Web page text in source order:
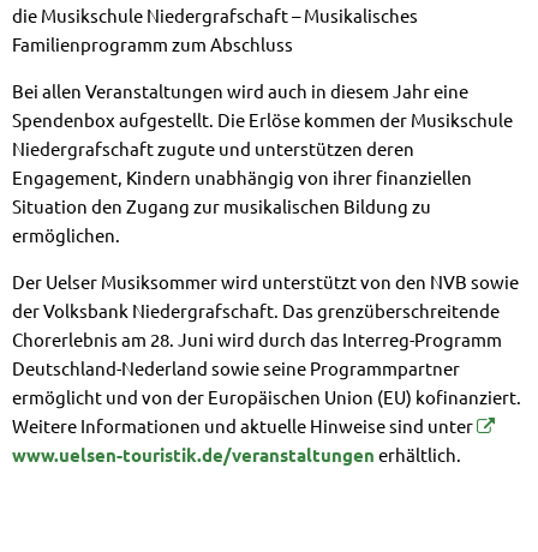
die Musikschule Niedergrafschaft – Musikalisches
Familienprogramm zum Abschluss
Bei allen Veranstaltungen wird auch in diesem Jahr eine
Spendenbox aufgestellt. Die Erlöse kommen der Musikschule
Niedergrafschaft zugute und unterstützen deren
Engagement, Kindern unabhängig von ihrer finanziellen
Situation den Zugang zur musikalischen Bildung zu
ermöglichen.
Der Uelser Musiksommer wird unterstützt von den NVB sowie
der Volksbank Niedergrafschaft. Das grenzüberschreitende
Chorerlebnis am 28. Juni wird durch das Interreg-Programm
Deutschland-Nederland sowie seine Programmpartner
ermöglicht und von der Europäischen Union (EU) kofinanziert.
Weitere Informationen und aktuelle Hinweise sind unter
www.uelsen-touristik.de/veranstaltungen erhältlich.